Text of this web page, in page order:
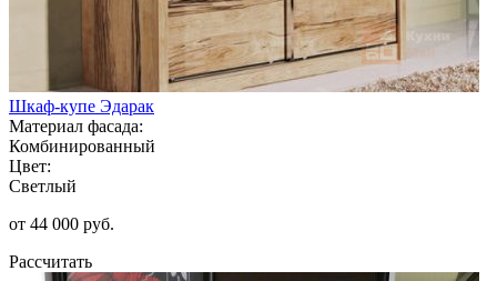
Шкаф-купе Эдарак
Материал фасада:
Комбинированный
Цвет:
Светлый
от 44 000 руб.
Рассчитать